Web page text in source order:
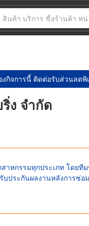
กิจการนี้ ติดต่อรับส่วนลดพิ
ง จำกัด
าหกรรมทุกประเภท โดยที
ประกันผลงานหลังการซ่อ